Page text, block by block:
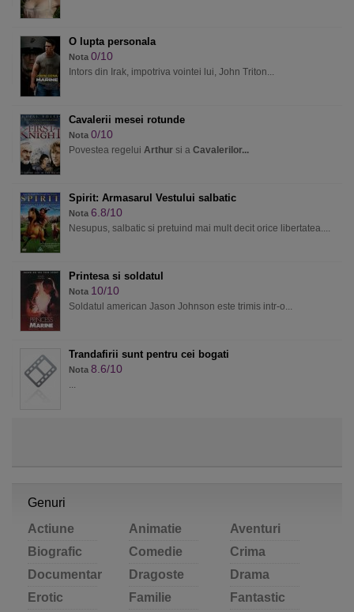
O lupta personala
Nota 0/10
Intors din Irak, impotriva vointei lui, John Triton...
Cavalerii mesei rotunde
Nota 0/10
Povestea regelui Arthur si a Cavalerilor...
Spirit: Armasarul Vestului salbatic
Nota 6.8/10
Nesupus, salbatic si pretuind mai mult decit orice libertatea....
Printesa si soldatul
Nota 10/10
Soldatul american Jason Johnson este trimis intr-o...
Trandafirii sunt pentru cei bogati
Nota 8.6/10
...
Genuri
Actiune
Animatie
Aventuri
Biografic
Comedie
Crima
Documentar
Dragoste
Drama
Erotic
Familie
Fantastic